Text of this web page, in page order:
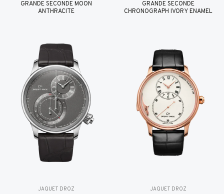
GRANDE SECONDE MOON
ANTHRACITE
GRANDE SECONDE
CHRONOGRAPH IVORY ENAMEL
JAQUET DROZ JAQUET DROZ